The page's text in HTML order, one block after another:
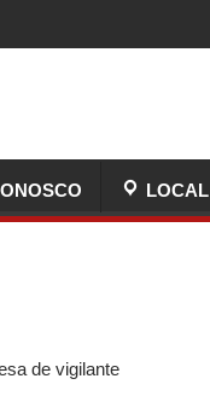
LOCAL